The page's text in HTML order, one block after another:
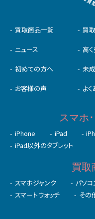
買取商品一覧 買
ニュース 高
初めての⽅へ 未
お客様の声 よ
スマホ
iPhone iPad
iPad以外のタブレット
買取
スマホジャンク パソコ
スマートウォッチ
その